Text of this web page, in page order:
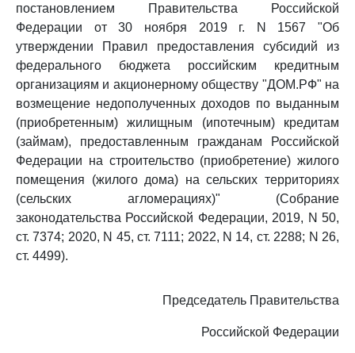
постановлением Правительства Российской
Федерации от 30 ноября 2019 г. N 1567 "Об
утверждении Правил предоставления субсидий из
федерального бюджета российским кредитным
организациям и акционерному обществу "ДОМ.РФ" на
возмещение недополученных доходов по выданным
(приобретенным) жилищным (ипотечным) кредитам
(займам), предоставленным гражданам Российской
Федерации на строительство (приобретение) жилого
помещения (жилого дома) на сельских территориях
(сельских агломерациях)" (Собрание
законодательства Российской Федерации, 2019, N 50,
ст. 7374; 2020, N 45, ст. 7111; 2022, N 14, ст. 2288; N 26,
ст. 4499).
Председатель Правительства
Российской Федерации